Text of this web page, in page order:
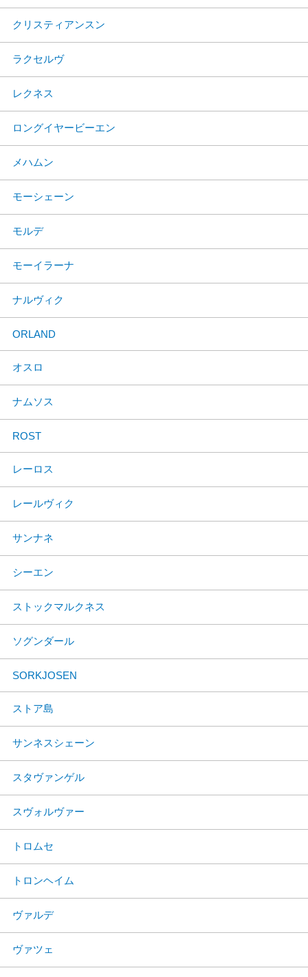
クリスティアンスン
ラクセルヴ
レクネス
ロングイヤービーエン
メハムン
モーシェーン
モルデ
モーイラーナ
ナルヴィク
ORLAND
オスロ
ナムソス
ROST
レーロス
レールヴィク
サンナネ
シーエン
ストックマルクネス
ソグンダール
SORKJOSEN
ストア島
サンネスシェーン
スタヴァンゲル
スヴォルヴァー
トロムセ
トロンヘイム
ヴァルデ
ヴァツェ